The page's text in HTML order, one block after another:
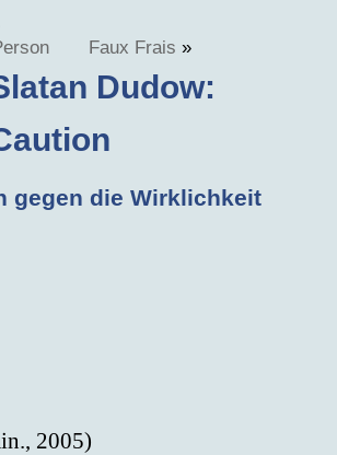
Faux Frais »
Dudow:
gegen die Wirklichkeit
2005)